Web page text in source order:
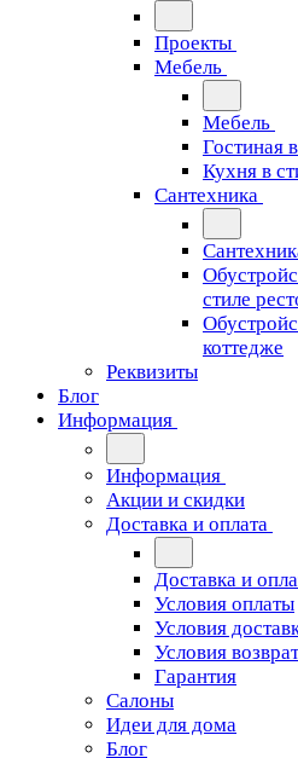
Проекты
Мебель
Мебель
Гостиная
Кухня в
Сантехника
стиле
коттедже
Реквизиты
Блог
Информация
Информация
Акции и скидки
Доставка и оплата
Доставка и
Условия оплаты
Условия
Условия
Гарантия
Салоны
Идеи для дома
Блог